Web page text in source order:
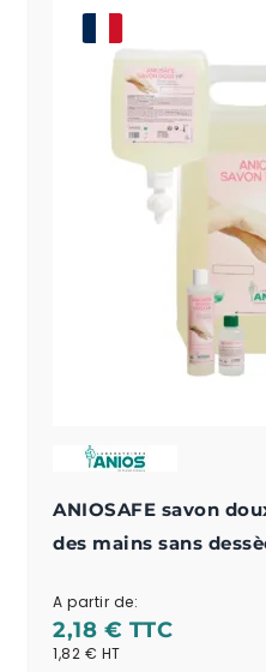
ANIOSAFE savon
des mains sans
A partir de:
2,18 €
1,82 €